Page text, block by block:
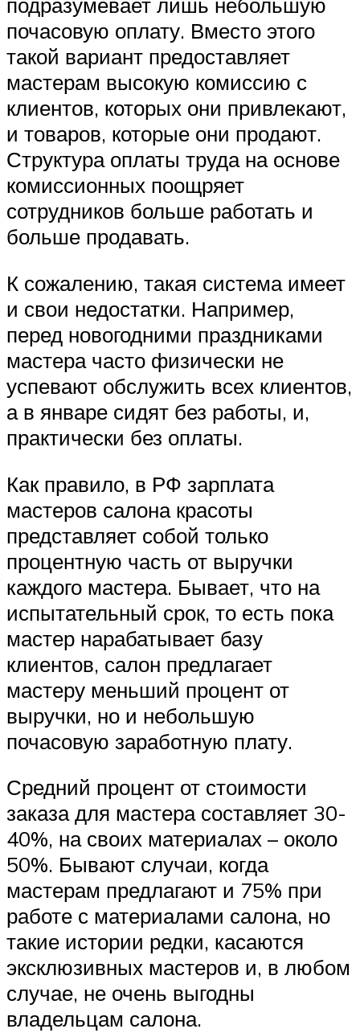
подразумевает лишь небольшую
почасовую оплату. Вместо этого
такой вариант предоставляет
мастерам высокую комиссию с
клиентов, которых они привлекают,
и товаров, которые они продают.
Структура оплаты труда на основе
комиссионных поощряет
сотрудников больше работать и
больше продавать.
К сожалению, такая система имеет
и свои недостатки. Например,
перед новогодними праздниками
мастера часто физически не
успевают обслужить всех клиентов,
а в январе сидят без работы, и,
практически без оплаты.
Как правило, в РФ зарплата
мастеров салона красоты
представляет собой только
процентную часть от выручки
каждого мастера. Бывает, что на
испытательный срок, то есть пока
мастер нарабатывает базу
клиентов, салон предлагает
мастеру меньший процент от
выручки, но и небольшую
почасовую заработную плату.
Средний процент от стоимости
заказа для мастера составляет 30-
40%, на своих материалах – около
50%. Бывают случаи, когда
мастерам предлагают и 75% при
работе с материалами салона, но
такие истории редки, касаются
эксклюзивных мастеров и, в любом
случае, не очень выгодны
владельцам салона.